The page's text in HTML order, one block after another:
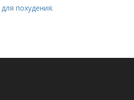
похудения.